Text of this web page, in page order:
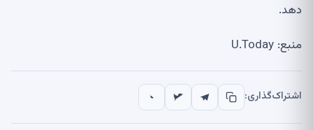
دهد.
منبع: U.Today
اشتراک‌گذاری: